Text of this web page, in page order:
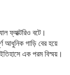
ফ্যাক্টরিও বটে।
আধুনিক গাড়ি বের হয়ে
এক পরম বিস্ময়।